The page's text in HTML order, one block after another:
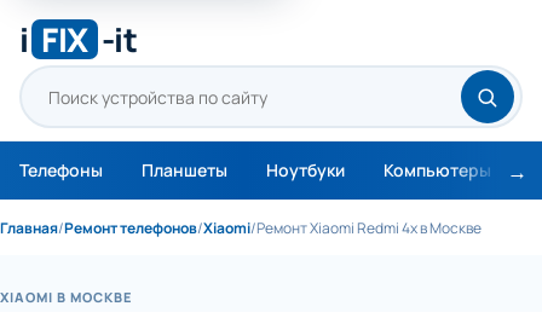
i FIX -it
Телефоны Планшеты Ноутбуки Компьютеры
Главная/Ремонт телефонов/Xiaomi/Ремонт Xiaomi Redmi 4x в Москве
XIAOMI В МОСКВЕ